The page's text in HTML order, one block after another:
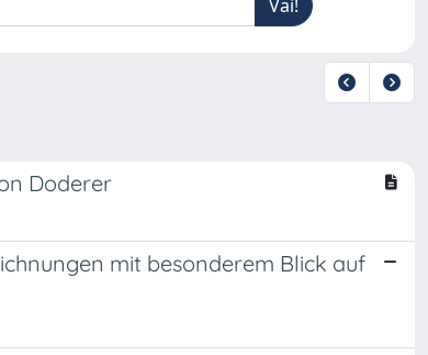
Doderer
mit besonderem Blick auf